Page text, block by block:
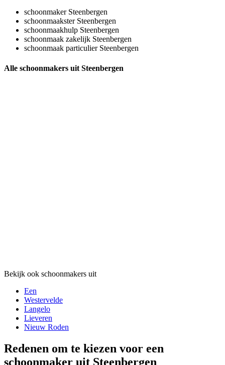
schoonmaker Steenbergen
schoonmaakster Steenbergen
schoonmaakhulp Steenbergen
schoonmaak zakelijk Steenbergen
schoonmaak particulier Steenbergen
Alle schoonmakers uit Steenbergen
Bekijk ook schoonmakers uit
Een
Westervelde
Langelo
Lieveren
Nieuw Roden
Redenen om te kiezen voor een
schoonmaker uit Steenbergen